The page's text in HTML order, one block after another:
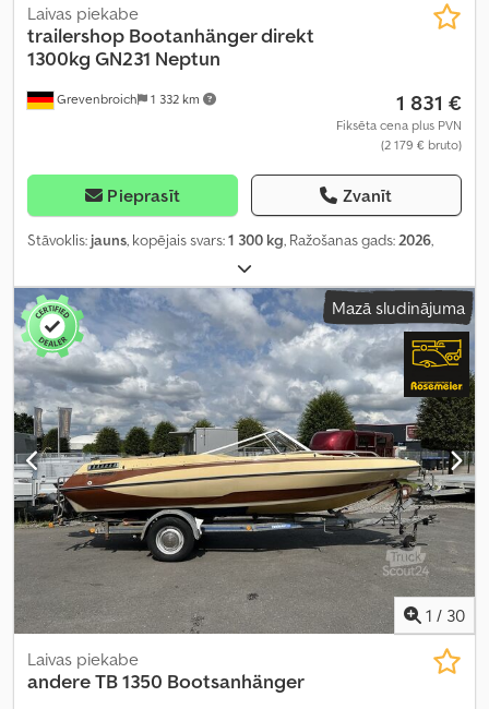
Grevenbroich 1 332 km
Laivas piekabe
trailershop Bootanhänger direkt
1300kg GN231 Neptun
1 831 €
Fiksēta cena plus PVN
(2 179 € bruto)
Pieprasīt Zvanīt
Stāvoklis: jauns, kopējais svars:1 300 kg, Ražošanas gads:2026,
Mazā sludinājuma
1 / 30
Laivas piekabe
andereTB 1350 Bootsanhänger